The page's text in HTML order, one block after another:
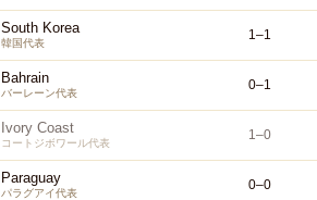
South Korea
韓国代表
1–1
Bahrain
バーレーン代表
0–1
Ivory Coast
コートジボワール代表
1–0
Paraguay
パラグアイ代表
0–0